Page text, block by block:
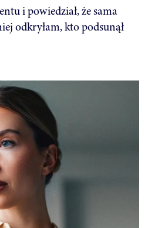
i powiedział, że sama
odkryłam, kto podsunął